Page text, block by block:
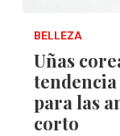
BELLEZA
Uñas
para las
corto